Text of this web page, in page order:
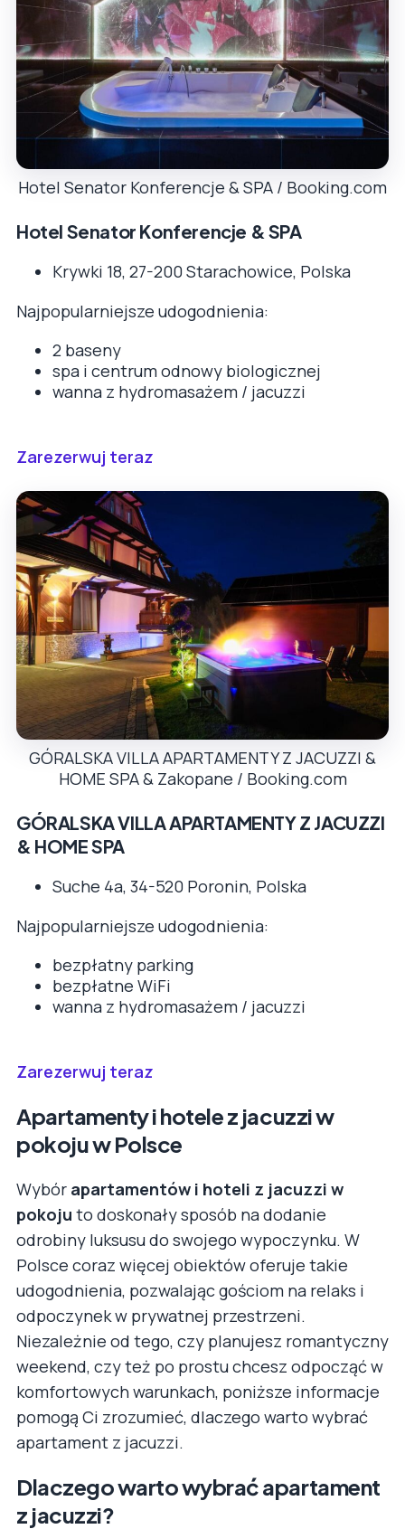
Hotel Senator Konferencje & SPA / Booking.com
Hotel Senator Konferencje & SPA
Krywki 18, 27-200 Starachowice, Polska
Najpopularniejsze udogodnienia:
2 baseny
spa i centrum odnowy biologicznej
wanna z hydromasażem / jacuzzi
Zarezerwuj teraz
GÓRALSKA VILLA APARTAMENTY Z JACUZZI &
HOME SPA & Zakopane / Booking.com
GÓRALSKA VILLA APARTAMENTY Z JACUZZI
& HOME SPA
Suche 4a, 34-520 Poronin, Polska
Najpopularniejsze udogodnienia:
bezpłatny parking
bezpłatne WiFi
wanna z hydromasażem / jacuzzi
Zarezerwuj teraz
Apartamenty i hotele z jacuzzi w
pokoju w Polsce
Wybór apartamentów i hoteli z jacuzzi w
pokoju to doskonały sposób na dodanie
odrobiny luksusu do swojego wypoczynku. W
Polsce coraz więcej obiektów oferuje takie
udogodnienia, pozwalając gościom na relaks i
odpoczynek w prywatnej przestrzeni.
Niezależnie od tego, czy planujesz romantyczny
weekend, czy też po prostu chcesz odpocząć w
komfortowych warunkach, poniższe informacje
pomogą Ci zrozumieć, dlaczego warto wybrać
apartament z jacuzzi.
Dlaczego warto wybrać apartament
z jacuzzi?